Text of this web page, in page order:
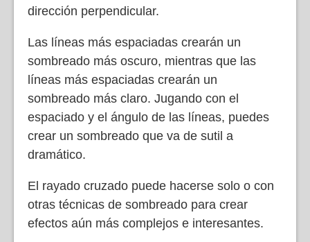
dirección perpendicular.
Las líneas más espaciadas crearán un
sombreado más oscuro, mientras que las
líneas más espaciadas crearán un
sombreado más claro. Jugando con el
espaciado y el ángulo de las líneas, puedes
crear un sombreado que va de sutil a
dramático.
El rayado cruzado puede hacerse solo o con
otras técnicas de sombreado para crear
efectos aún más complejos e interesantes.